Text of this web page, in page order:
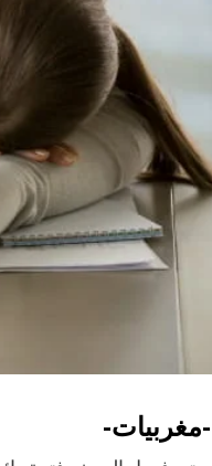
-مغربيات-
خلال ندوة علمية…الإعلان عن
سرطان البروستات في المغرب
“الهايفو”
4 مايو، 2025